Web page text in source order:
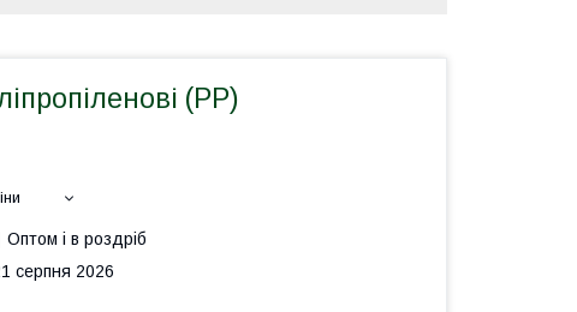
(РР)
Оптом і в роздріб
серпня 2026